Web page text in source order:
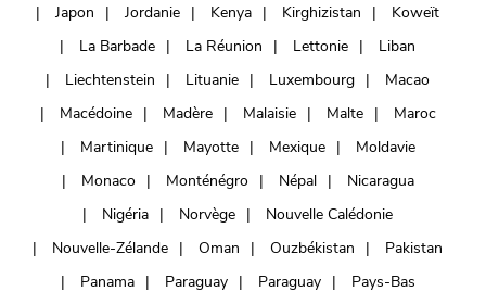
Japon
Jordanie Kenya Kirghizistan
Koweït
La Barbade
La Réunion Lettonie
Liban
Liechtenstein
Lituanie Luxembourg
Macao
Macédoine
Madère Malaisie Malte
Maroc
Martinique
Mayotte Mexique
Moldavie
Monaco
Monténégro Népal
Nicaragua
Nigéria
Norvège
Nouvelle Calédonie
Nouvelle-Zélande
Oman Ouzbékistan
Pakistan
Panama
Paraguay Paraguay
Pays-Bas